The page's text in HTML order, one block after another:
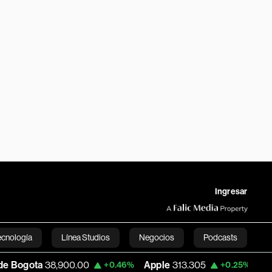
Ingresar
Línea Studios Negocios Podcasts
English
+0.46% Apple 313.305 +0.25% USD COP